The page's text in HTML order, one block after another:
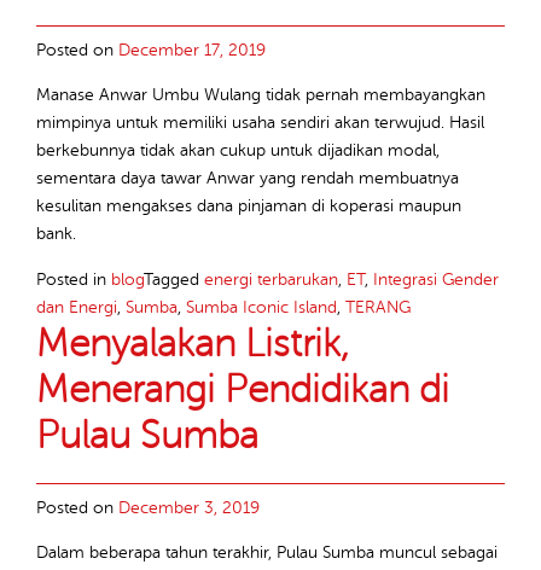
Posted on December 17, 2019
Manase Anwar Umbu Wulang tidak pernah membayangkan
mimpinya untuk memiliki usaha sendiri akan terwujud. Hasil
berkebunnya tidak akan cukup untuk dijadikan modal,
sementara daya tawar Anwar yang rendah membuatnya
kesulitan mengakses dana pinjaman di koperasi maupun
bank.
Posted in blogTagged energi terbarukan ET, Integrasi Gender
dan Energi Sumba Sumba Iconic Island TERANG
Menyalakan Listrik,
Menerangi Pendidikan di
Pulau Sumba
Posted on December 3, 2019
Dalam beberapa tahun terakhir, Pulau Sumba muncul sebagai